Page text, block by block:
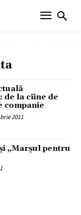
de la cîine de
companie
2011
„Marşul pentru